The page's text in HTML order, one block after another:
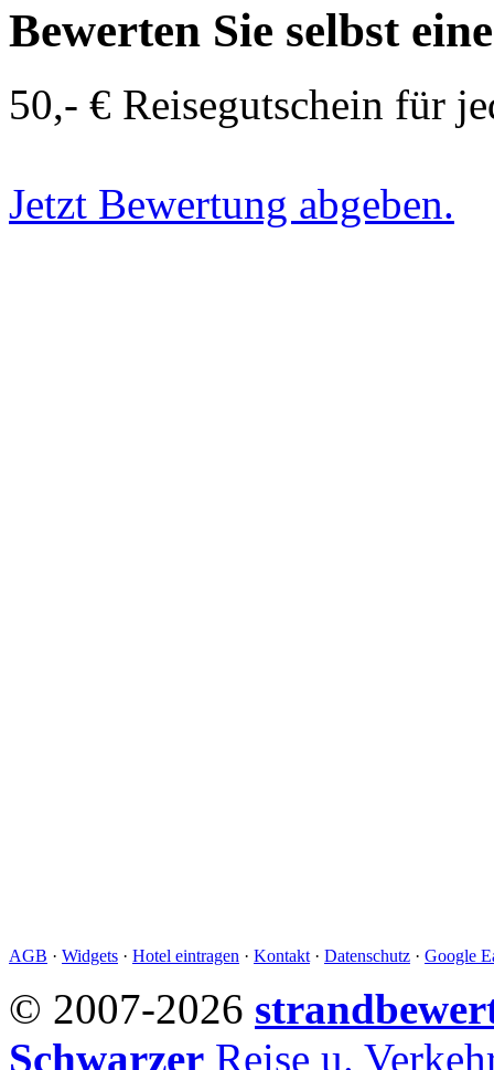
Bewerten Sie selbst
50,- € Reisegutschein für
Jetzt Bewertung abgeben.
AGB · Widgets · Hotel eintragen · Kontakt · Datenschutz · Google
© 2007-2026
Schwarzer Reise u.